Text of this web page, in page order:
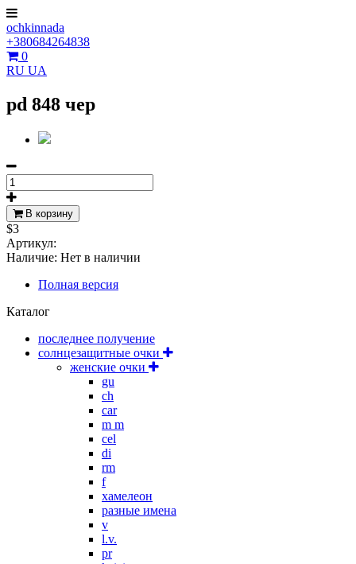
ochkinnada
+380684264838
0
RU UA
pd 848 чер
В корзину
$3
Артикул:
Наличие: Нет в наличии
Полная версия
Каталог
последнее получение
солнцезащитные очки
женские очки
gu
ch
car
m m
cel
di
rm
f
хамелеон
разные имена
v
l.v.
pr